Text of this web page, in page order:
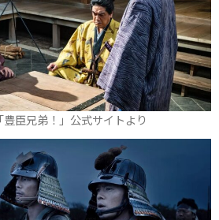
臣兄弟！」公式サイトより